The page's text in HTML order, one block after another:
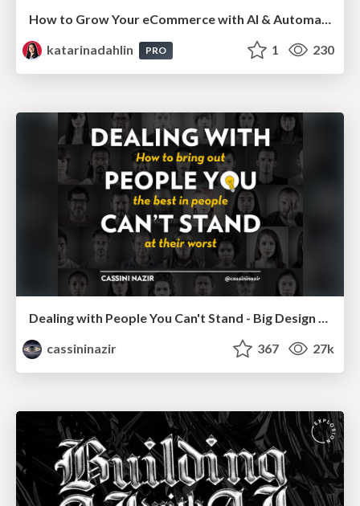
How to Grow Your eCommerce with AI & Automation
katarinadahlin
PRO 1 230
Dealing with People You Can't Stand - Big Design 2015
cassininazir
367 27k